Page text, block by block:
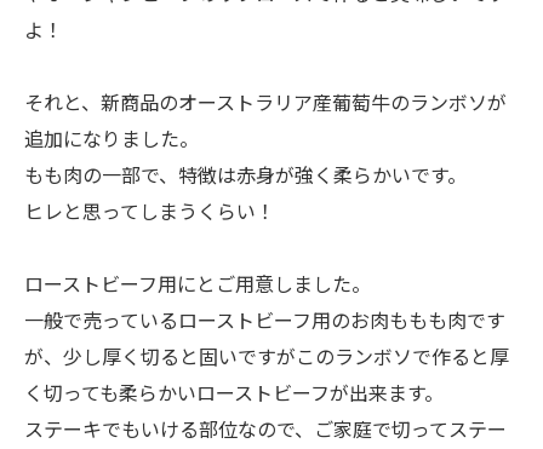
よ！
それと、新商品のオーストラリア産葡萄牛のランボソが
追加になりました。
もも肉の一部で、特徴は赤身が強く柔らかいです。
ヒレと思ってしまうくらい！
ローストビーフ用にとご用意しました。
一般で売っているローストビーフ用のお肉ももも肉です
が、少し厚く切ると固いですがこのランボソで作ると厚
く切っても柔らかいローストビーフが出来ます。
ステーキでもいける部位なので、ご家庭で切ってステー